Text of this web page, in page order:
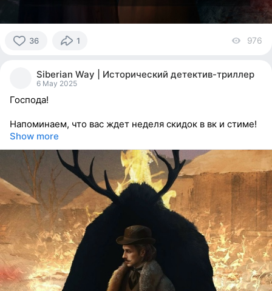
36 1 976
Siberian Way | Исторический детектив-триллер
6 May 2025
Господа!
Напоминаем, что вас ждет неделя скидок в вк и стиме!
Show more